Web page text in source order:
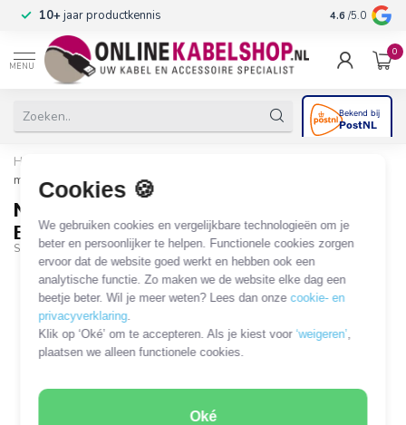
Cookies 🍪
We gebruiken cookies en vergelijkbare technologieën om je
beter en persoonlijker te helpen. Functionele cookies zorgen
ervoor dat de website goed werkt en hebben ook een
analytische functie. Zo maken we de website elke dag een
beetje beter. Wil je meer weten? Lees dan onzecookie- en
privacyverklaring.
Klik op ‘Oké’ om te accepteren. Als je kiest voor ‘weigeren’,
plaatsen we alleen functionele cookies.
Oké
10+jaar productkennis 4.6 /5.0
MENU
0
Home
motion | zwart
Nedis muurbeugel voor Sonos Era 100 /
Era 100 SL | full motion | zwart
SPMT5800BK